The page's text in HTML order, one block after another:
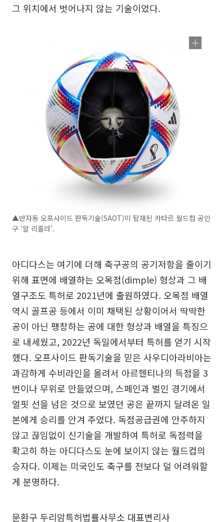
그 위치에서 벗어나지 않는 기술이었다.
▲반자동 오프사이드 판독기술(SAOT)이 탑재된 카타르 월드컵 공인
구 ‘알 리흘라’.
아디다스는 여기에 더해 축구공의 공기저항을 줄이기
위해 표면에 배열하는 오목점(dimple) 형상과 그 배
열구조도 특허로 2021년에 출원하였다. 오목점 배열
역시 골프공 등에서 이미 채택된 상황이어서 딱딱한
공이 아닌 팽창하는 공에 대한 형상과 배열을 특징으
로 내세웠고, 2022년 독일에서부터 특허를 얻기 시작
했다. 오프사이드 판독기술을 믿은 사우디아라비아는
과감하게 수비라인을 올려서 아르헨티나의 득점을 3
번이나 무위로 만들었으며, 스페인과 벌인 경기에서
얼핏 선을 넘은 것으로 보였던 공은 끝까지 달려온 일
본에게 승리를 안겨 주었다. 독점공급권에 안주하지
않고 끊임없이 신기술을 개발하여 특허로 독점력을
확고히 하는 아디다스도 눈에 보이지 않는 월드컵의
승자다. 이제는 미국인도 축구를 전보다 덜 어려워할
게 분명하다.
문환구 두리암특허법률사무소 대표변리사